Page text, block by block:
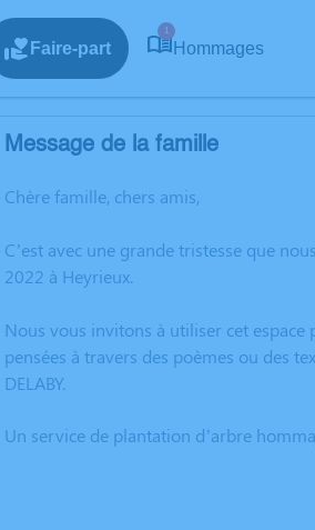
Faire-part
1
Hommages
Message de la famille
Chère famille, chers amis,
C’est avec une grande tristesse que
2022 à Heyrieux.
Nous vous invitons à utiliser cet
pensées à travers des poèmes ou des
DELABY.
Un service de plantation d’arbre